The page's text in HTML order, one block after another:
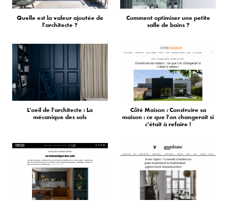
Quelle est la valeur ajoutée de
l'architecte ?
Comment optimiser une petite
salle de bains ?
L'oeil de l'architecte : La
mécanique des sols
Côté Maison : Construire sa
maison : ce que l'on changerait si
c'était à refaire !